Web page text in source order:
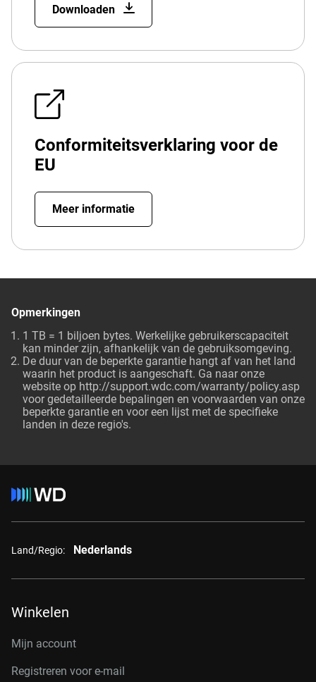
Downloaden
Conformiteitsverklaring voor de
EU
Meer informatie
Opmerkingen
1 TB = 1 biljoen bytes. Werkelijke gebruikerscapaciteit
kan minder zijn, afhankelijk van de gebruiksomgeving.
De duur van de beperkte garantie hangt af van het land
waarin het product is aangeschaft. Ga naar onze
website op http://support.wdc.com/warranty/policy.asp
voor gedetailleerde bepalingen en voorwaarden van onze
beperkte garantie en voor een lijst met de specifieke
landen in deze regio's.
Land/Regio: Nederlands
Winkelen
Mijn account
Registreren voor e-mail